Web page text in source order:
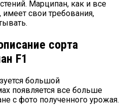
Марципан, как и все
имеет свои требования,
сорта
F1
большой
появляется все больше
с фото полученного урожая.